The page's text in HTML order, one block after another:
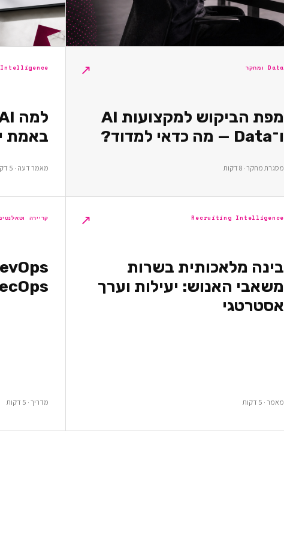
Data ומחקר
מפת הביקוש למקצועות AI
ו־Data — מה כדאי למדוד?
מסגרת מחקר · 8 דקות
↗
באמת
מאמר דעה · 5 דקות
Recruiting Intelligence
בינה מלאכותית בשרות
משאבי האנוש: יעילות וערך
אסטרטגי
מאמר · 5 דקות
↗ קריירה
מדריך · 5 דקות